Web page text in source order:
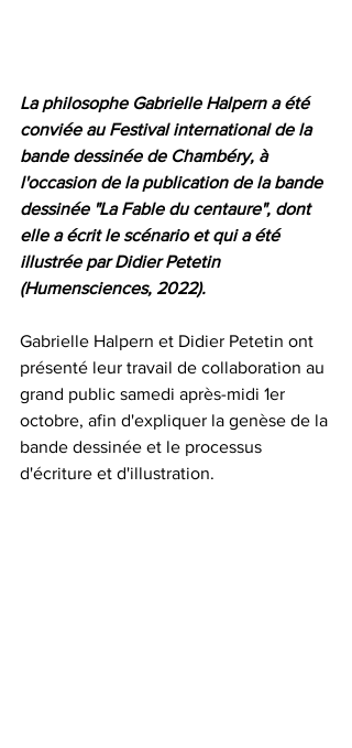
La philosophe Gabrielle Halpern a été
conviée au Festival international de la
bande dessinée de Chambéry, à
l'occasion de la publication de la bande
dessinée "La Fable du centaure", dont
elle a écrit le scénario et qui a été
illustrée par Didier Petetin
(Humensciences, 2022).
Gabrielle Halpern et Didier Petetin ont
présenté leur travail de collaboration au
grand public samedi après-midi 1er
octobre, afin d'expliquer la genèse de la
bande dessinée et le processus
d'écriture et d'illustration.